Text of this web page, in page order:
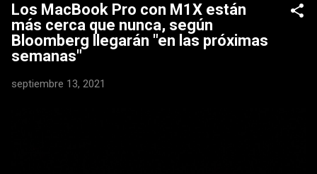
Los MacBook Pro con M1X están
más cerca que nunca, según
Bloomberg llegarán "en las próximas
semanas"
septiembre 13, 2021